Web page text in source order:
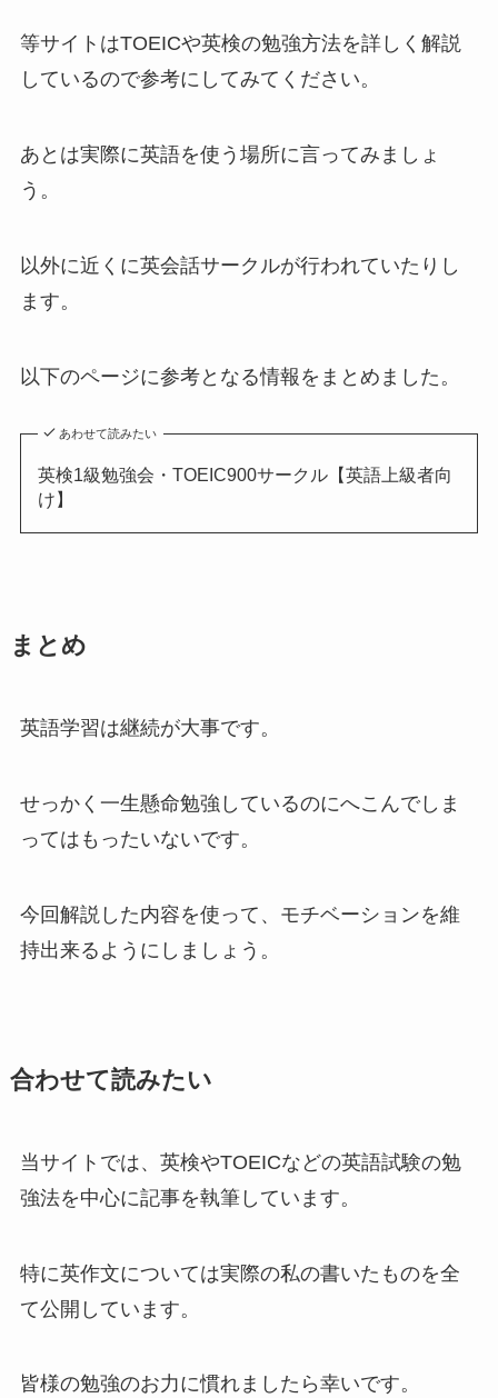
等サイトはTOEICや英検の勉強方法を詳しく解説
しているので参考にしてみてください。
あとは実際に英語を使う場所に言ってみましょ
う。
以外に近くに英会話サークルが行われていたりし
ます。
以下のページに参考となる情報をまとめました。
あわせて読みたい
英検1級勉強会・TOEIC900サークル【英語上級者向
け】
まとめ
英語学習は継続が大事です。
せっかく一生懸命勉強しているのにへこんでしま
ってはもったいないです。
今回解説した内容を使って、モチベーションを維
持出来るようにしましょう。
合わせて読みたい
当サイトでは、英検やTOEICなどの英語試験の勉
強法を中心に記事を執筆しています。
特に英作文については実際の私の書いたものを全
て公開しています。
皆様の勉強のお力に慣れましたら幸いです。